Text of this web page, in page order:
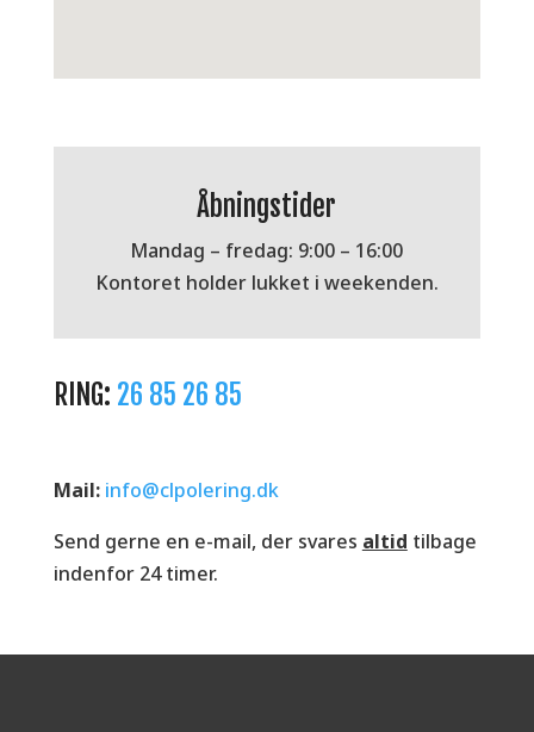
Åbningstider
Mandag – fredag: 9:00 – 16:00
Kontoret holder lukket i weekenden.
RING: 26 85 26 85
Mail: info@clpolering.dk
Send gerne en e-mail, der svares altid tilbage
indenfor 24 timer.